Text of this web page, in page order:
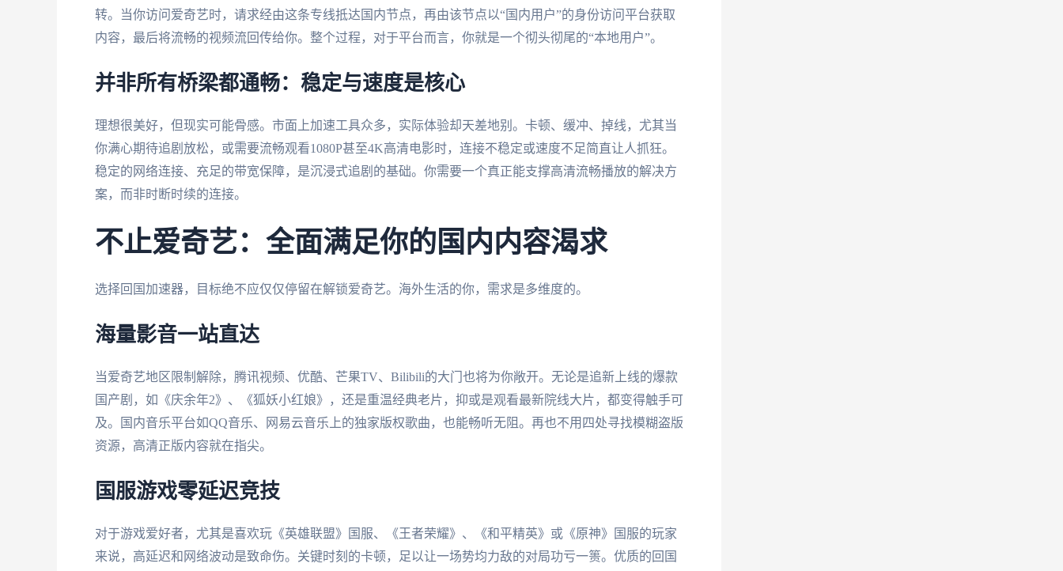
转。当你访问爱奇艺时，请求经由这条专线抵达国内节点，再由该节点以“国内用户”的身份访问平台获取
内容，最后将流畅的视频流回传给你。整个过程，对于平台而言，你就是一个彻头彻尾的“本地用户”。
并非所有桥梁都通畅：稳定与速度是核心
理想很美好，但现实可能骨感。市面上加速工具众多，实际体验却天差地别。卡顿、缓冲、掉线，尤其当
你满心期待追剧放松，或需要流畅观看1080P甚至4K高清电影时，连接不稳定或速度不足简直让人抓狂。
稳定的网络连接、充足的带宽保障，是沉浸式追剧的基础。你需要一个真正能支撑高清流畅播放的解决方
案，而非时断时续的连接。
不止爱奇艺：全面满足你的国内内容渴求
选择回国加速器，目标绝不应仅仅停留在解锁爱奇艺。海外生活的你，需求是多维度的。
海量影音一站直达
当爱奇艺地区限制解除，腾讯视频、优酷、芒果TV、Bilibili的大门也将为你敞开。无论是追新上线的爆款
国产剧，如《庆余年2》、《狐妖小红娘》，还是重温经典老片，抑或是观看最新院线大片，都变得触手可
及。国内音乐平台如QQ音乐、网易云音乐上的独家版权歌曲，也能畅听无阻。再也不用四处寻找模糊盗版
资源，高清正版内容就在指尖。
国服游戏零延迟竞技
对于游戏爱好者，尤其是喜欢玩《英雄联盟》国服、《王者荣耀》、《和平精英》或《原神》国服的玩家
来说，高延迟和网络波动是致命伤。关键时刻的卡顿，足以让一场势均力敌的对局功亏一篑。优质的回国